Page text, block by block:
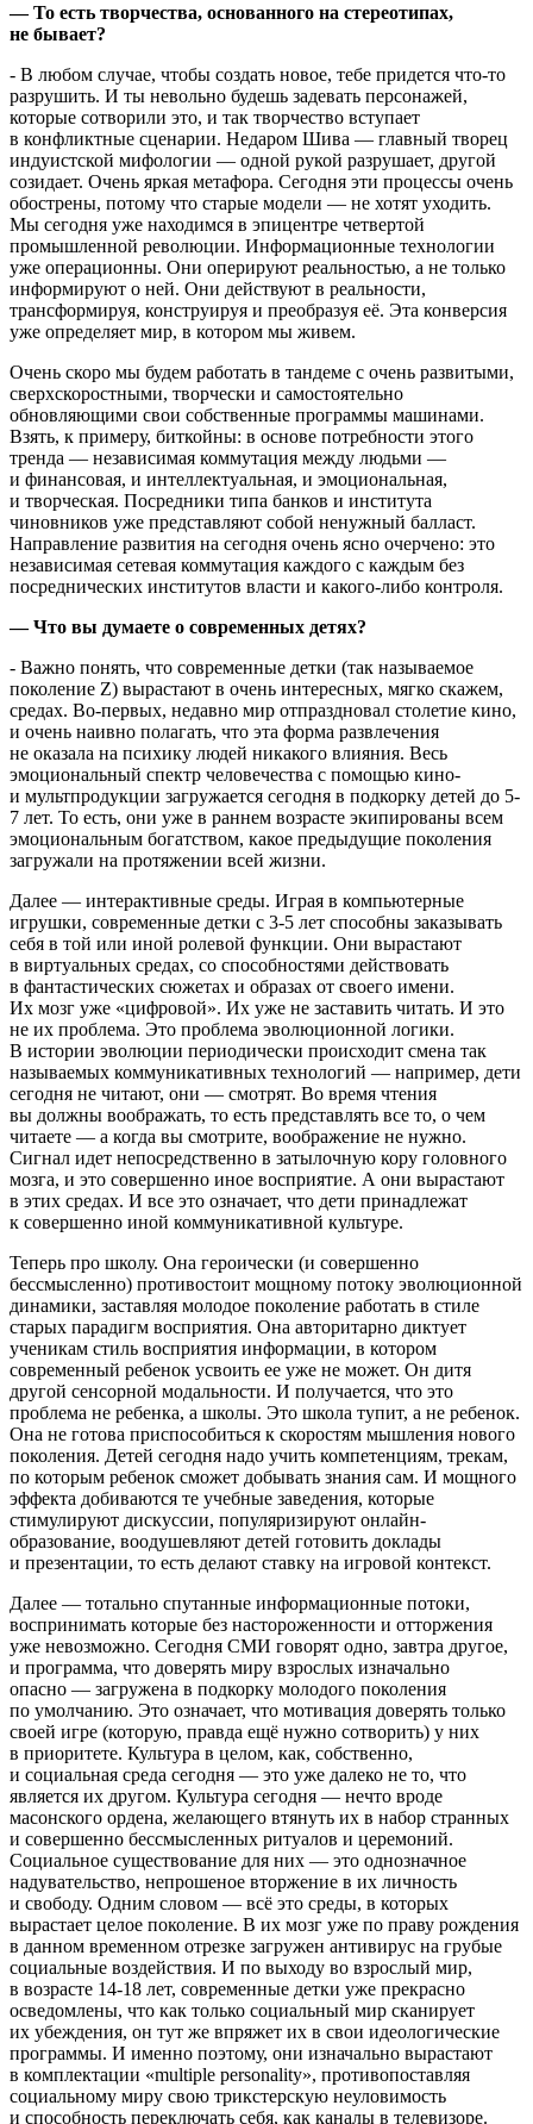
— То есть творчества, основанного на стереотипах,
не бывает?
- В любом случае, чтобы создать новое, тебе придется что-то
разрушить. И ты невольно будешь задевать персонажей,
которые сотворили это, и так творчество вступает
в конфликтные сценарии. Недаром Шива — главный творец
индуистской мифологии — одной рукой разрушает, другой
созидает. Очень яркая метафора. Сегодня эти процессы очень
обострены, потому что старые модели — не хотят уходить.
Мы сегодня уже находимся в эпицентре четвертой
промышленной революции. Информационные технологии
уже операционны. Они оперируют реальностью, а не только
информируют о ней. Они действуют в реальности,
трансформируя, конструируя и преобразуя её. Эта конверсия
уже определяет мир, в котором мы живем.
Очень скоро мы будем работать в тандеме с очень развитыми,
сверхскоростными, творчески и самостоятельно
обновляющими свои собственные программы машинами.
Взять, к примеру, биткойны: в основе потребности этого
тренда — независимая коммутация между людьми —
и финансовая, и интеллектуальная, и эмоциональная,
и творческая. Посредники типа банков и института
чиновников уже представляют собой ненужный балласт.
Направление развития на сегодня очень ясно очерчено: это
независимая сетевая коммутация каждого с каждым без
посреднических институтов власти и какого-либо контроля.
— Что вы думаете о современных детях?
- Важно понять, что современные детки (так называемое
поколение Z) вырастают в очень интересных, мягко скажем,
средах. Во-первых, недавно мир отпраздновал столетие кино,
и очень наивно полагать, что эта форма развлечения
не оказала на психику людей никакого влияния. Весь
эмоциональный спектр человечества с помощью кино-
и мультпродукции загружается сегодня в подкорку детей до 5-
7 лет. То есть, они уже в раннем возрасте экипированы всем
эмоциональным богатством, какое предыдущие поколения
загружали на протяжении всей жизни.
Далее — интерактивные среды. Играя в компьютерные
игрушки, современные детки с 3-5 лет способны заказывать
себя в той или иной ролевой функции. Они вырастают
в виртуальных средах, со способностями действовать
в фантастических сюжетах и образах от своего имени.
Их мозг уже «цифровой». Их уже не заставить читать. И это
не их проблема. Это проблема эволюционной логики.
В истории эволюции периодически происходит смена так
называемых коммуникативных технологий — например, дети
сегодня не читают, они — смотрят. Во время чтения
вы должны воображать, то есть представлять все то, о чем
читаете — а когда вы смотрите, воображение не нужно.
Сигнал идет непосредственно в затылочную кору головного
мозга, и это совершенно иное восприятие. А они вырастают
в этих средах. И все это означает, что дети принадлежат
к совершенно иной коммуникативной культуре.
Теперь про школу. Она героически (и совершенно
бессмысленно) противостоит мощному потоку эволюционной
динамики, заставляя молодое поколение работать в стиле
старых парадигм восприятия. Она авторитарно диктует
ученикам стиль восприятия информации, в котором
современный ребенок усвоить ее уже не может. Он дитя
другой сенсорной модальности. И получается, что это
проблема не ребенка, а школы. Это школа тупит, а не ребенок.
Она не готова приспособиться к скоростям мышления нового
поколения. Детей сегодня надо учить компетенциям, трекам,
по которым ребенок сможет добывать знания сам. И мощного
эффекта добиваются те учебные заведения, которые
стимулируют дискуссии, популяризируют онлайн-
образование, воодушевляют детей готовить доклады
и презентации, то есть делают ставку на игровой контекст.
Далее — тотально спутанные информационные потоки,
воспринимать которые без настороженности и отторжения
уже невозможно. Сегодня СМИ говорят одно, завтра другое,
и программа, что доверять миру взрослых изначально
опасно — загружена в подкорку молодого поколения
по умолчанию. Это означает, что мотивация доверять только
своей игре (которую, правда ещё нужно сотворить) у них
в приоритете. Культура в целом, как, собственно,
и социальная среда сегодня — это уже далеко не то, что
является их другом. Культура сегодня — нечто вроде
масонского ордена, желающего втянуть их в набор странных
и совершенно бессмысленных ритуалов и церемоний.
Социальное существование для них — это однозначное
надувательство, непрошеное вторжение в их личность
и свободу. Одним словом — всё это среды, в которых
вырастает целое поколение. В их мозг уже по праву рождения
в данном временном отрезке загружен антивирус на грубые
социальные воздействия. И по выходу во взрослый мир,
в возрасте 14-18 лет, современные детки уже прекрасно
осведомлены, что как только социальный мир сканирует
их убеждения, он тут же впряжет их в свои идеологические
программы. И именно поэтому, они изначально вырастают
в комплектации «multiple personality», противопоставляя
социальному миру свою трикстерскую неуловимость
и способность переключать себя, как каналы в телевизоре.